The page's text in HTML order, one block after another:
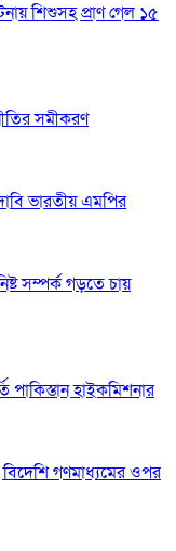
শিশুসহ প্রাণ গেল ১৫
সমীকরণ
ভারতীয় এমপির
সম্পর্ক গড়তে চায়
পাকিস্তান হাইকমিশনার
বিদেশি গণমাধ্যমের ওপর